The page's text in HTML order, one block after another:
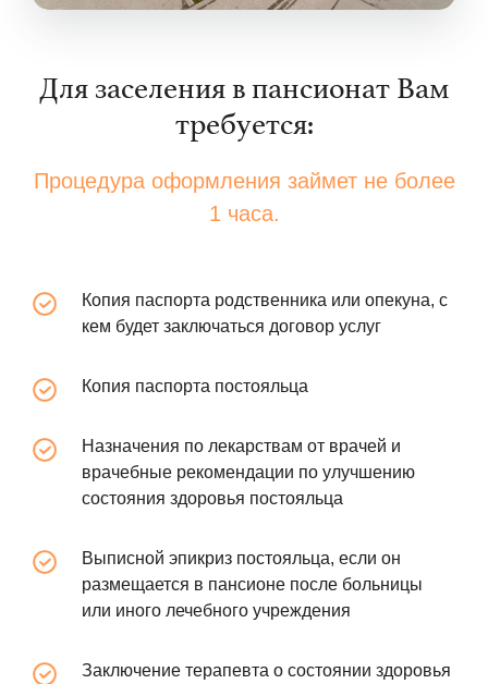
Для заселения в пансионат Вам
требуется:
Процедура оформления займет не более
1 часа.
Копия паспорта родственника или опекуна, с
кем будет заключаться договор услуг
Копия паспорта постояльца
Назначения по лекарствам от врачей и
врачебные рекомендации по улучшению
состояния здоровья постояльца
Выписной эпикриз постояльца, если он
размещается в пансионе после больницы
или иного лечебного учреждения
Заключение терапевта о состоянии здоровья